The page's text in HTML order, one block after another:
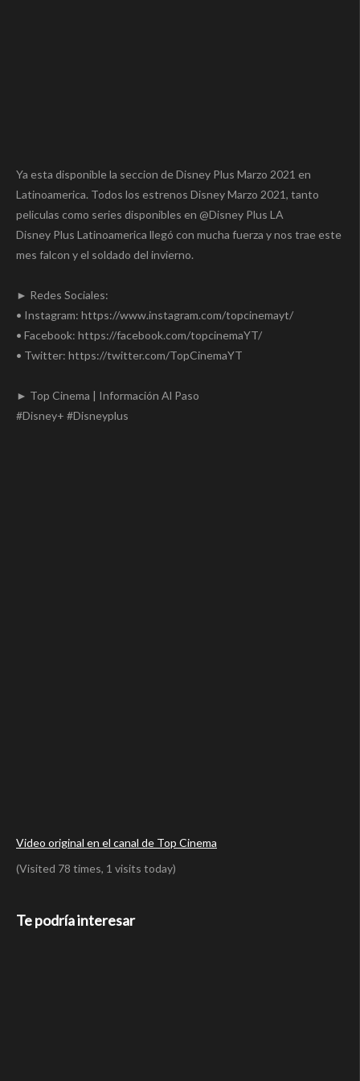
Ya esta disponible la seccion de Disney Plus Marzo 2021 en
Latinoamerica. Todos los estrenos Disney Marzo 2021, tanto
peliculas como series disponibles en @Disney Plus LA
Disney Plus Latinoamerica llegó con mucha fuerza y nos trae este
mes falcon y el soldado del invierno.
► Redes Sociales:
• Instagram: https://www.instagram.com/topcinemayt/
• Facebook: https://facebook.com/topcinemaYT/
• Twitter: https://twitter.com/TopCinemaYT
► Top Cinema | Información Al Paso
#Disney+ #Disneyplus
Video original en el canal de Top Cinema
(Visited 78 times, 1 visits today)
Te podría interesar